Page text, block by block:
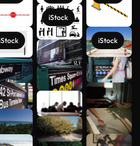
iStock
iStock
Mehr
anzeigen